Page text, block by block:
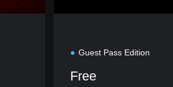
Guest Pass Edition
Free